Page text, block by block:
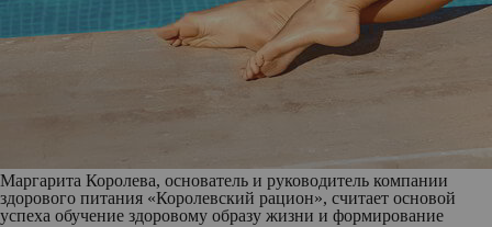
Маргарита Королева, основатель и руководитель компании
здорового питания «Королевский рацион», считает основой
успеха обучение здоровому образу жизни и формирование